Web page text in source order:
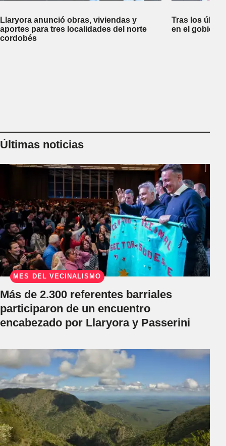
Llaryora anunció obras, viviendas y
aportes para tres localidades del norte
cordobés
Tras los
en el
Últimas noticias
MES DEL VECINALISMO
Más de 2.300 referentes barriales
participaron de un encuentro
encabezado por Llaryora y Passerini